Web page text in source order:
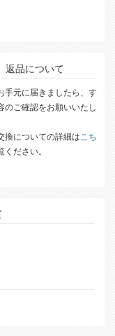
返品について
手元に届きましたら、す
のご確認をお願いいたし
換についての詳細は こち
ください。